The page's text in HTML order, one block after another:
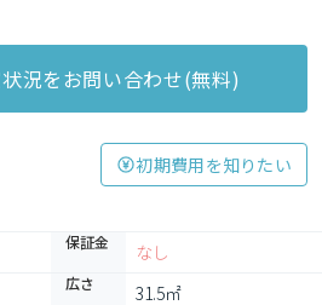
況をお問い合わせ(無料)
初期費用を知りたい
保証金 なし
広さ 31.5㎡